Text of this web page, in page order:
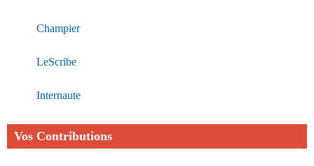
Champier
LeScribe
Internaute
Vos Contributions